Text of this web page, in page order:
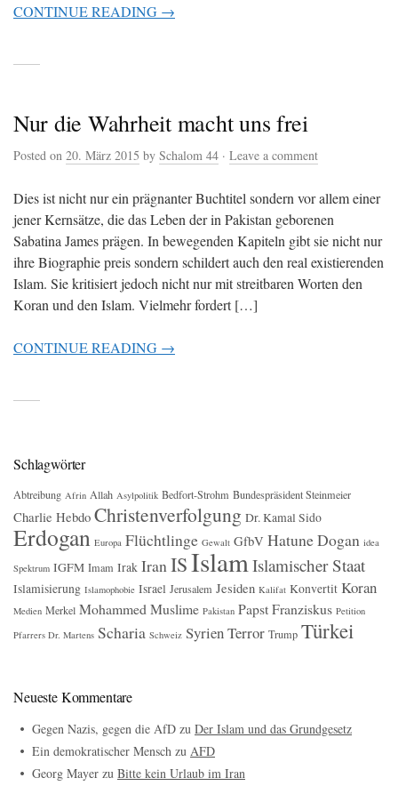
CONTINUE READING →
Nur die Wahrheit macht uns frei
Posted on 20. März 2015 by Schalom 44 · Leave a comment
Dies ist nicht nur ein prägnanter Buchtitel sondern vor allem einer
jener Kernsätze, die das Leben der in Pakistan geborenen
Sabatina James prägen. In bewegenden Kapiteln gibt sie nicht nur
ihre Biographie preis sondern schildert auch den real existierenden
Islam. Sie kritisiert jedoch nicht nur mit streitbaren Worten den
Koran und den Islam. Vielmehr fordert […]
CONTINUE READING →
Schlagwörter
Abtreibung Afrin Allah Asylpolitik Bedfort-Strohm Bundespräsident Steinmeier
Charlie Hebdo Christenverfolgung Dr. Kamal Sido
Erdogan Europa Flüchtlinge Gewalt GfbV Hatune Dogan idea
Spektrum IGFM Imam Irak IranISIslamIslamischer Staat
Islamisierung Islamophobie Israel Jerusalem Jesiden Kalifat Konvertit Koran
Medien Merkel Mohammed Muslime Pakistan Papst Franziskus Petition
Pfarrers Dr. Martens Scharia Schweiz SyrienTerror Trump Türkei
Neueste Kommentare
Gegen Nazis, gegen die AfD zu Der Islam und das Grundgesetz
Ein demokratischer Mensch zu AFD
Georg Mayer zu Bitte kein Urlaub im Iran